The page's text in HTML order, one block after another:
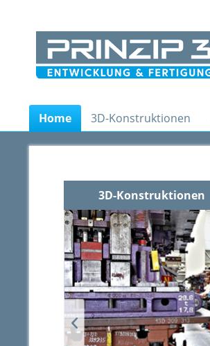
Home 3D-Konstruktionen
3D-Konstruktionen